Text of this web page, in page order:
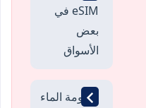
eSIM في
بعض
الأسواق
مقاومة الماء